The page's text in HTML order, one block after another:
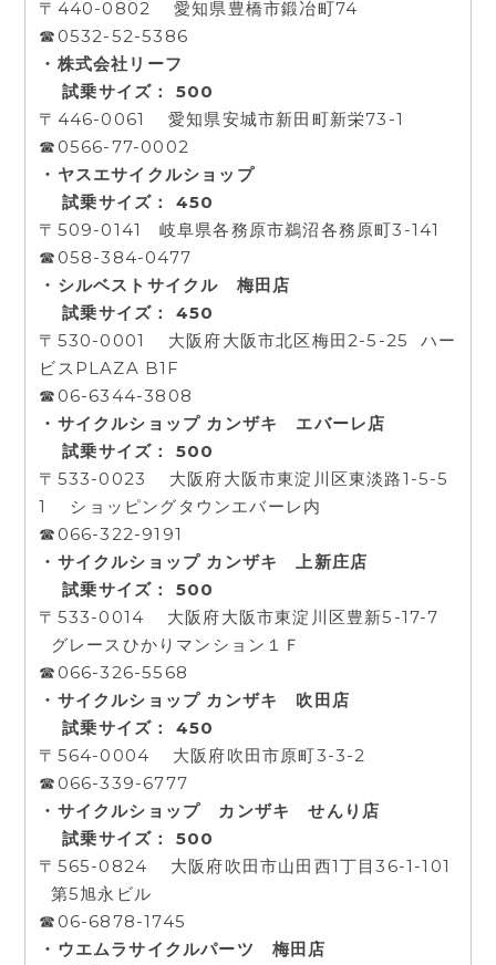
〒440-0802 愛知県豊橋市鍛冶町74
☎0532-52-5386
・株式会社リーフ
試乗サイズ： 500
〒446-0061 愛知県安城市新田町新栄73-1
☎0566-77-0002
・ヤスエサイクルショップ
試乗サイズ： 450
〒509-0141 岐阜県各務原市鵜沼各務原町3-141
☎058-384-0477
・シルベストサイクル 梅田店
試乗サイズ： 450
〒530-0001 大阪府大阪市北区梅田2-5-25 ハー
ビスPLAZA B1F
☎06-6344-3808
・サイクルショップ カンザキ エバーレ店
試乗サイズ： 500
〒533-0023 大阪府大阪市東淀川区東淡路1-5-5
1 ショッピングタウンエバーレ内
☎066-322-9191
・サイクルショップ カンザキ 上新庄店
試乗サイズ： 500
〒533-0014 大阪府大阪市東淀川区豊新5-17-7
グレースひかりマンション１Ｆ
☎066-326-5568
・サイクルショップ カンザキ 吹田店
試乗サイズ： 450
〒564-0004 大阪府吹田市原町3-3-2
☎066-339-6777
・サイクルショップ カンザキ せんり店
試乗サイズ： 500
〒565-0824 大阪府吹田市山田西1丁目36-1-101
第5旭永ビル
☎06-6878-1745
・ウエムラサイクルパーツ 梅田店